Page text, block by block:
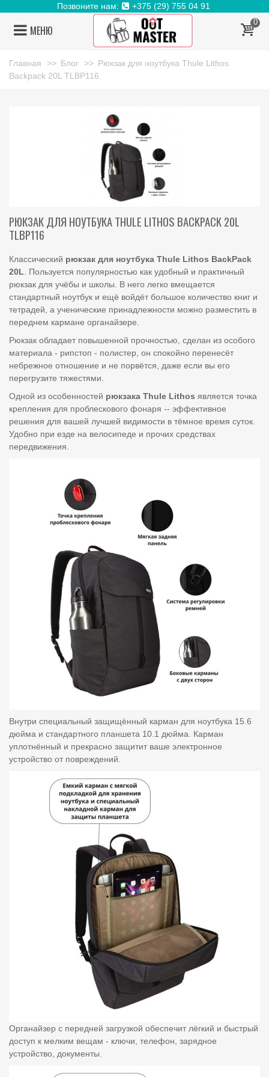
Позвоните нам: +375 (29) 755 04 91
МЕНЮ
0
Главная >> Блог >> Рюкзак для ноутбука Thule Lithos
Backpack 20L TLBP116
РЮКЗАК ДЛЯ НОУТБУКА THULE LITHOS BACKPACK 20L
TLBP116
Классический рюкзак для ноутбука Thule Lithos BackPack
20L . Пользуется популярностью как удобный и практичный
рюкзак для учёбы и школы. В него легко вмещается
стандартный ноутбук и ещё войдёт большое количество книг и
тетрадей, а ученические принадлежности можно разместить в
переднем кармане органайзере.
Рюкзак обладает повышенной прочностью, сделан из особого
материала - рипстоп - полистер, он спокойно перенесёт
небрежное отношение и не порвётся, даже если вы его
перегрузите тяжестями.
Одной из особенностей рюкзака Thule Lithos является точка
крепления для проблескового фонаря -- эффективное
решения для вашей лучшей видимости в тёмное время суток.
Удобно при езде на велосипеде и прочих средствах
передвижения.
Внутри специальный защищённый карман для ноутбука 15.6
дюйма и стандартного планшета 10.1 дюйма. Карман
уплотнённый и прекрасно защитит ваше электронное
устройство от повреждений.
Органайзер с передней загрузкой обеспечит лёгкий и быстрый
доступ к мелким вещам - ключи, телефон, зарядное
устройство, документы.